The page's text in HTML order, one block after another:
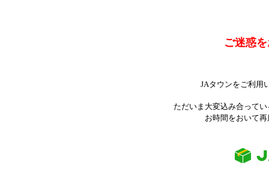
ご迷惑
JAタウンをご利用
ただいま大変込み合って
お時間をおいて